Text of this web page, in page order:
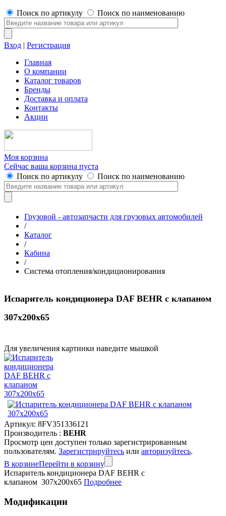
Поиск по артикулу Поиск по наименованию
Вход | Регистрация
Главная
О компании
Каталог товаров
Бренды
Доставка и оплата
Контакты
Акции
Моя корзина
Сейчас ваша корзина пуста
Поиск по артикулу
Поиск по наименованию
Грузовой - автозапчасти для грузовых автомобилей
/
Каталог
/
Кабина
/
Система отопления/кондиционирования
Испаритель кондиционера DAF BEHR с клапаном
307x200x65
Для увеличения картинки наведите мышкой
Артикул: 8FV351336121
Производитель : BEHR
Просмотр цен доступен только зарегистрированным
пользователям. Зарегистрируйтесь или авторизуйтесь.
В корзинеПерейти в корзину
Испаритель кондиционера DAF BEHR с
клапаном 307x200x65 Подробнее
Модификации